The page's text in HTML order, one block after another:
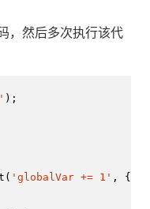
，然后多次执行该代
);
( 'globalVar += 1' , {